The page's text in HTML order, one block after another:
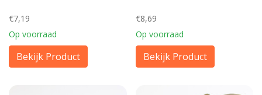
€7,19
Op voorraad
Bekijk Product
€8,69
Op voorraad
Bekijk Product